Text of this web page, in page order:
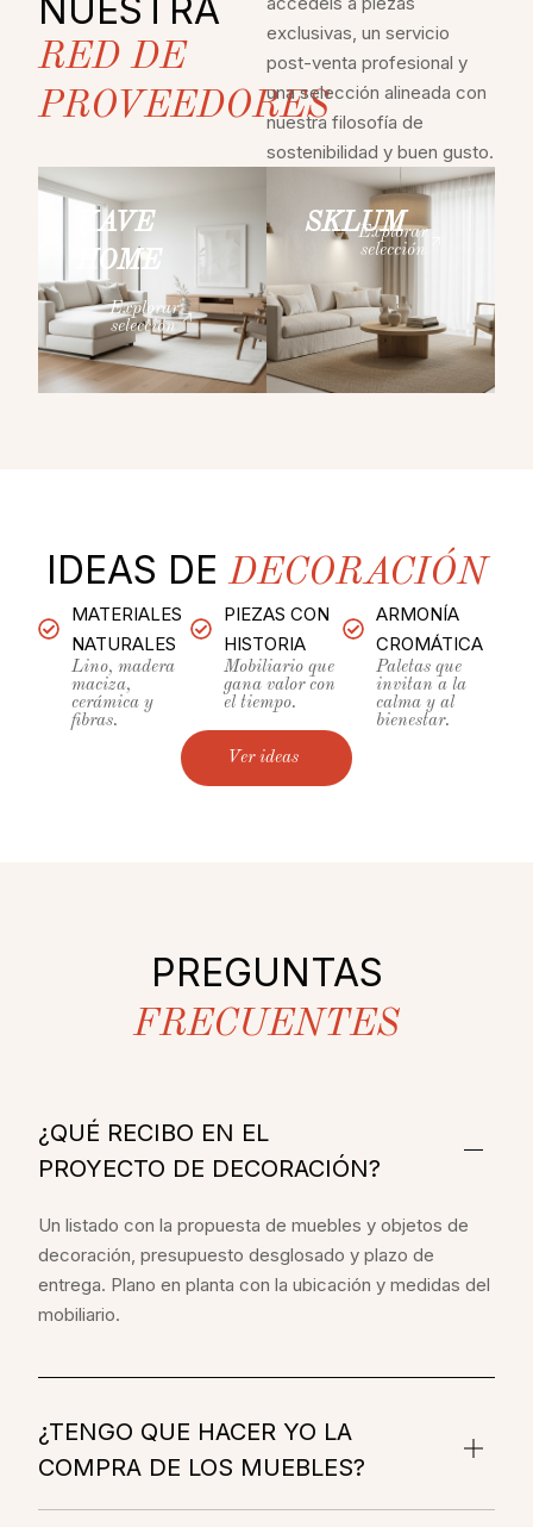
NUESTRA
RED DE
PROVEEDORES
exclusivas, un servicio
post-venta profesional y
una selección alineada con
nuestra filosofía de
sostenibilidad y buen gusto.
KAVE
HOME
Explorar
selección
SKLUM
Explorar
selección
IDEAS DE DECORACIÓN
MATERIALES
NATURALES
Lino, madera
maciza,
cerámica y
fibras.
PIEZAS CON
HISTORIA
Mobiliario que
gana valor con
el tiempo.
ARMONÍA
CROMÁTICA
Paletas que
invitan a la
calma y al
bienestar.
Ver ideas
PREGUNTAS
FRECUENTES
¿QUÉ RECIBO EN EL
PROYECTO DE DECORACIÓN?
Un listado con la propuesta de muebles y objetos de
decoración, presupuesto desglosado y plazo de
entrega. Plano en planta con la ubicación y medidas del
mobiliario.
¿TENGO QUE HACER YO LA
COMPRA DE LOS MUEBLES?